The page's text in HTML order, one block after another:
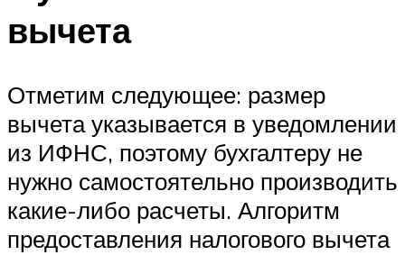
вычета
Отметим следующее: размер
вычета указывается в уведомлении
из ИФНС, поэтому бухгалтеру не
нужно самостоятельно производить
какие-либо расчеты. Алгоритм
предоставления налогового вычета